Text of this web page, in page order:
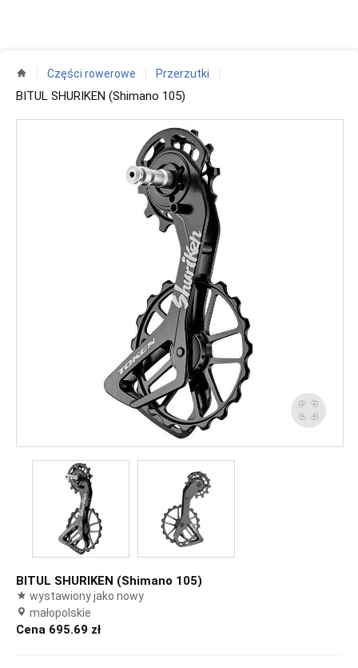
Części rowerowe Przerzutki
BITUL SHURIKEN (Shimano 105)
BITUL SHURIKEN (Shimano 105)
wystawiony jako nowy
małopolskie
Cena 695.69 zł